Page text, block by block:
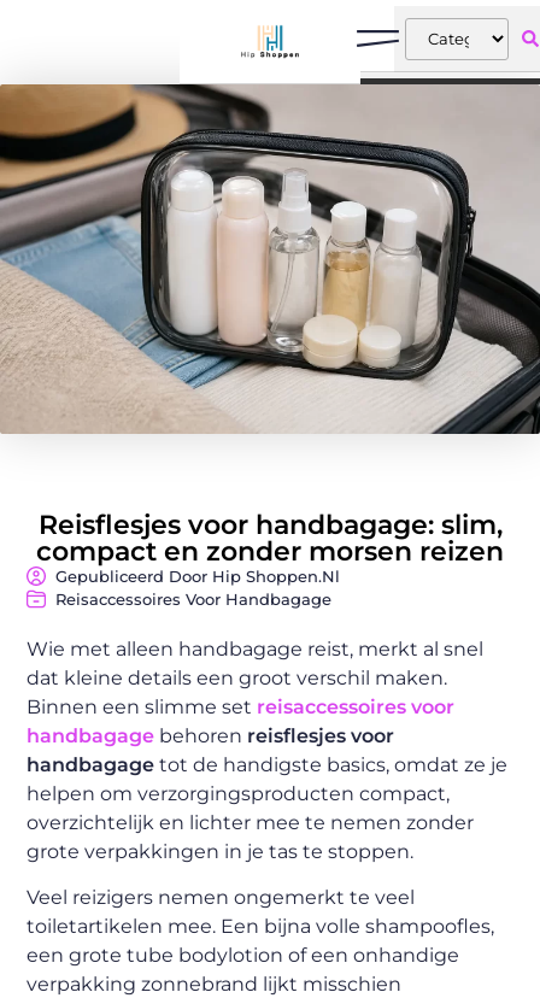
Reisflesjes voor handbagage: slim,
compact en zonder morsen reizen
Gepubliceerd Door Hip Shoppen.nl
Reisaccessoires Voor Handbagage
Wie met alleen handbagage reist, merkt al snel
dat kleine details een groot verschil maken.
Binnen een slimme set reisaccessoires voor
handbagage behoren reisflesjes voor
handbagage tot de handigste basics, omdat ze je
helpen om verzorgingsproducten compact,
overzichtelijk en lichter mee te nemen zonder
grote verpakkingen in je tas te stoppen.
Veel reizigers nemen ongemerkt te veel
toiletartikelen mee. Een bijna volle shampoofles,
een grote tube bodylotion of een onhandige
verpakking zonnebrand lijkt misschien